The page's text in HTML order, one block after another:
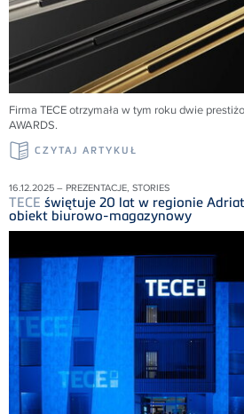
Firma TECEotrzymała w tym roku dwie
AWARDS.
CZYTAJ ARTYKUŁ
16.12.2025 – PREZENTACJE, STORIES
TECE świętuje 20 lat w regionie
obiekt biurowo-magazynowy